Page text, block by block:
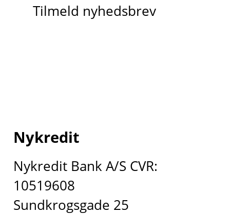
Tilmeld nyhedsbrev
Nykredit
Nykredit Bank A/S CVR:
10519608
Sundkrogsgade 25